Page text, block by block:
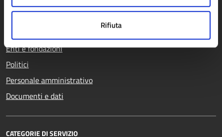
Rifiuta
Aree amministrative
Enti e fondazioni
Politici
Personale amministrativo
Documenti e dati
CATEGORIE DI SERVIZIO